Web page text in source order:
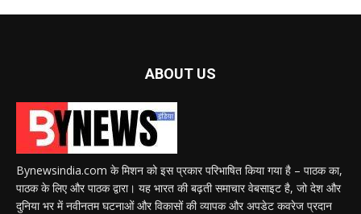
ABOUT US
Bynewsindia.com के मिशन को इस प्रकार परिभाषित किया गया है – पाठक का,
पाठक के लिए और पाठक द्वारा। यह भारत की बढ़ती समाचार वेबसाइट है, जो देश और
दुनिया भर में नवीनतम घटनाओं और विकासों की व्यापक और अपडेट कवरेज प्रदान